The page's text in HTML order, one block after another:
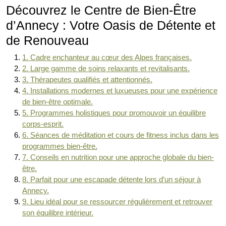
Découvrez le Centre de Bien-Être
d’Annecy : Votre Oasis de Détente et
de Renouveau
1. Cadre enchanteur au cœur des Alpes françaises.
2. Large gamme de soins relaxants et revitalisants.
3. Thérapeutes qualifiés et attentionnés.
4. Installations modernes et luxueuses pour une expérience
de bien-être optimale.
5. Programmes holistiques pour promouvoir un équilibre
corps-esprit.
6. Séances de méditation et cours de fitness inclus dans les
programmes bien-être.
7. Conseils en nutrition pour une approche globale du bien-
être.
8. Parfait pour une escapade détente lors d’un séjour à
Annecy.
9. Lieu idéal pour se ressourcer régulièrement et retrouver
son équilibre intérieur.